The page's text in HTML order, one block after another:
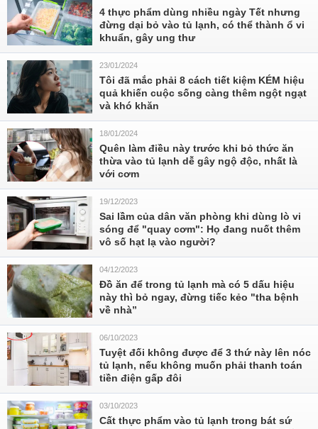
4 thực phẩm dùng nhiều ngày Tết nhưng
đừng dại bỏ vào tủ lạnh, có thể thành ổ vi
khuẩn, gây ung thư
23/01/2024
Tôi đã mắc phải 8 cách tiết kiệm KÉM hiệu
quả khiến cuộc sống càng thêm ngột ngạt
và khó khăn
18/01/2024
Quên làm điều này trước khi bỏ thức ăn
thừa vào tủ lạnh dễ gây ngộ độc, nhất là
với cơm
19/12/2023
Sai lầm của dân văn phòng khi dùng lò vi
sóng để "quay cơm": Họ đang nuốt thêm
vô số hạt lạ vào người?
04/12/2023
Đồ ăn để trong tủ lạnh mà có 5 dấu hiệu
này thì bỏ ngay, đừng tiếc kẻo "tha bệnh
về nhà”
06/10/2023
Tuyệt đối không được để 3 thứ này lên nóc
tủ lạnh, nếu không muốn phải thanh toán
tiền điện gấp đôi
03/10/2023
Cất thực phẩm vào tủ lạnh trong bát sứ